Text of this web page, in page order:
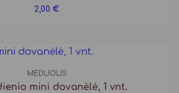
2,00 €
MEDUOLIS
mini dovanėlė, 1 vnt.